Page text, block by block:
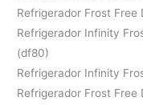
Refrigerador Frost
Refrigerador Infinity
(df80)
Refrigerador Infinity
Refrigerador Frost